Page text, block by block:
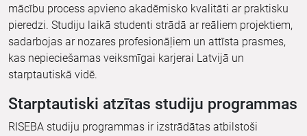
mācību process apvieno akadēmisko kvalitāti ar praktisku
pieredzi. Studiju laikā studenti strādā ar reāliem projektiem,
sadarbojas ar nozares profesionāļiem un attīsta prasmes,
kas nepieciešamas veiksmīgai karjerai Latvijā un
starptautiskā vidē.
Starptautiski atzītas studiju programmas
RISEBA studiju programmas ir izstrādātas atbilstoši